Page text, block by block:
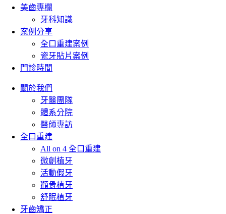
美齒專欄
牙科知識
案例分享
全口重建案例
瓷牙貼片案例
門診時間
關於我們
牙醫團隊
體系分院
醫師專訪
全口重建
All on 4 全口重建
微創植牙
活動假牙
顴骨植牙
舒眠植牙
牙齒矯正